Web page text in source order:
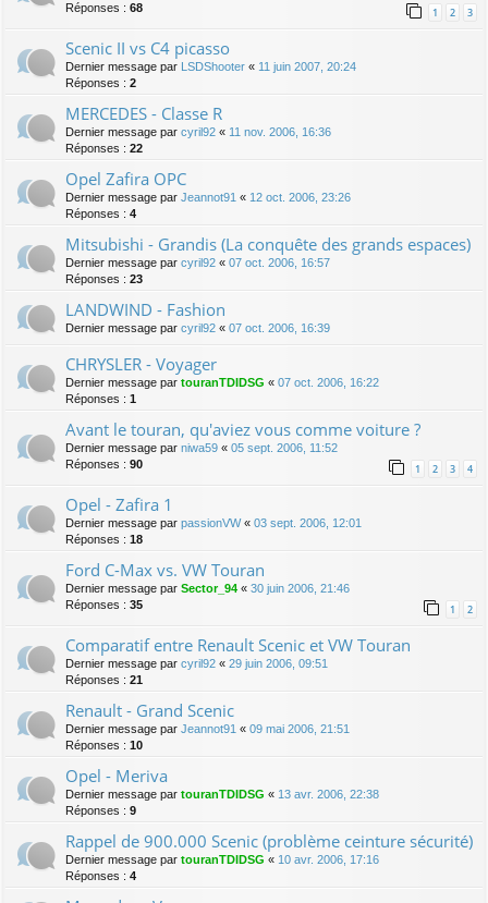
Réponses : 68 1 2 3
Scenic II vs C4 picasso
Dernier message par LSDShooter « 11 juin 2007, 20:24
Réponses : 2
MERCEDES - Classe R
Dernier message par cyril92 « 11 nov. 2006, 16:36
Réponses : 22
Opel Zafira OPC
Dernier message par Jeannot91 « 12 oct. 2006, 23:26
Réponses : 4
Mitsubishi - Grandis (La conquête des grands espaces)
Dernier message par cyril92 « 07 oct. 2006, 16:57
Réponses : 23
LANDWIND - Fashion
Dernier message par cyril92 « 07 oct. 2006, 16:39
CHRYSLER - Voyager
Dernier message par touranTDIDSG « 07 oct. 2006, 16:22
Réponses : 1
Avant le touran, qu'aviez vous comme voiture ?
Dernier message par niwa59 « 05 sept. 2006, 11:52
Réponses : 90 1 2 3 4
Opel - Zafira 1
Dernier message par passionVW« 03 sept. 2006, 12:01
Réponses : 18
Ford C-Max vs. VW Touran
Dernier message par Sector_94 « 30 juin 2006, 21:46
Réponses : 35 1 2
Comparatif entre Renault Scenic et VW Touran
Dernier message par cyril92 « 29 juin 2006, 09:51
Réponses : 21
Renault - Grand Scenic
Dernier message par Jeannot91 « 09 mai 2006, 21:51
Réponses : 10
Opel - Meriva
Dernier message par touranTDIDSG « 13 avr. 2006, 22:38
Réponses : 9
Rappel de 900.000 Scenic (problème ceinture sécurité)
Dernier message par touranTDIDSG « 10 avr. 2006, 17:16
Réponses : 4